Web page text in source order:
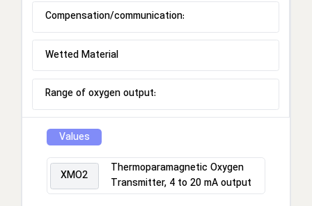
Compensation/communication:
Wetted Material
Range of oxygen output:
Values
XMO2
Thermoparamagnetic Oxygen
Transmitter, 4 to 20 mA output